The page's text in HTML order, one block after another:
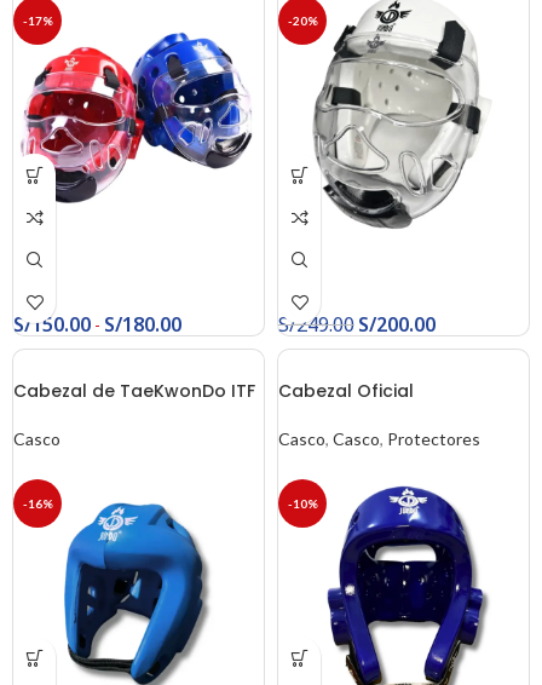
-17%
S/ 150.00 - S/180.00
-20%
S/249.00S/200.00
-16%
Cabezal de TaeKwonDo ITF
Casco
-10%
Cabezal Oficial
Casco, Casco, Protectores